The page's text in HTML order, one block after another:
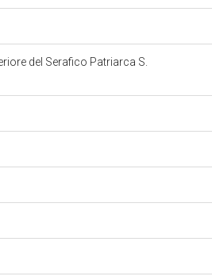
del Serafico Patriarca S.